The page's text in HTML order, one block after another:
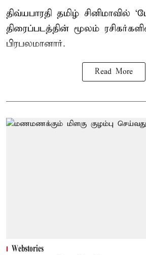
திவ்யபாரதி தமிழ் சினிமாவில்
திரைப்படத்தின் மூலம்
பிரபலமானார்.
Read More
Webstories